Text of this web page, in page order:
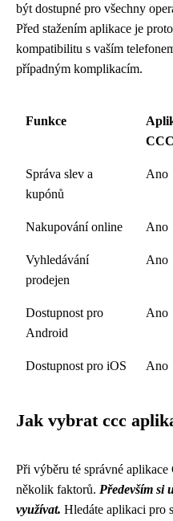
být dostupné pro všechny
Před stažením aplikace je
kompatibilitu s vaším
případným komplikacím.
Funkce
CCC
Správa slev a
kupónů
Ano
Nakupování online Ano
Vyhledávání
prodejen
Ano
Dostupnost pro
Android
Ano
Dostupnost pro iOS Ano
Jak vybrat ccc
Při výběru té správné
několik faktorů. Především si
využívat. Hledáte aplikaci pro